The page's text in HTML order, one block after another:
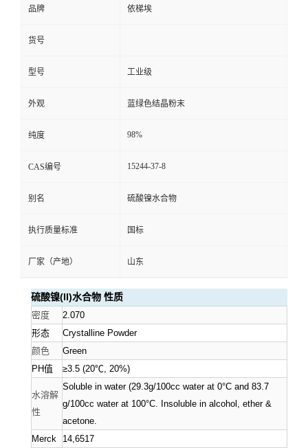
品牌 依梯埃
货号
型号 工业级
外观 蓝绿色结晶粉末
纯度 98%
CAS编号 15244-37-8
别名 硫酸镍水合物
执行质量标准 国标
厂家（产地） 山东
硫酸镍(II)水合物 性质
密度
2.070
形态
Crystalline Powder
颜色
Green
PH值
≥3.5 (20℃, 20%)
水溶解
性
Soluble in water (29.3g/100cc water at 0°C and 83.7
g/100cc water at 100°C. Insoluble in alcohol, ether &
acetone.
Merck
14,6517